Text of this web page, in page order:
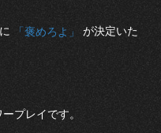
「褒めろよ」
が決定いた
プレイです。